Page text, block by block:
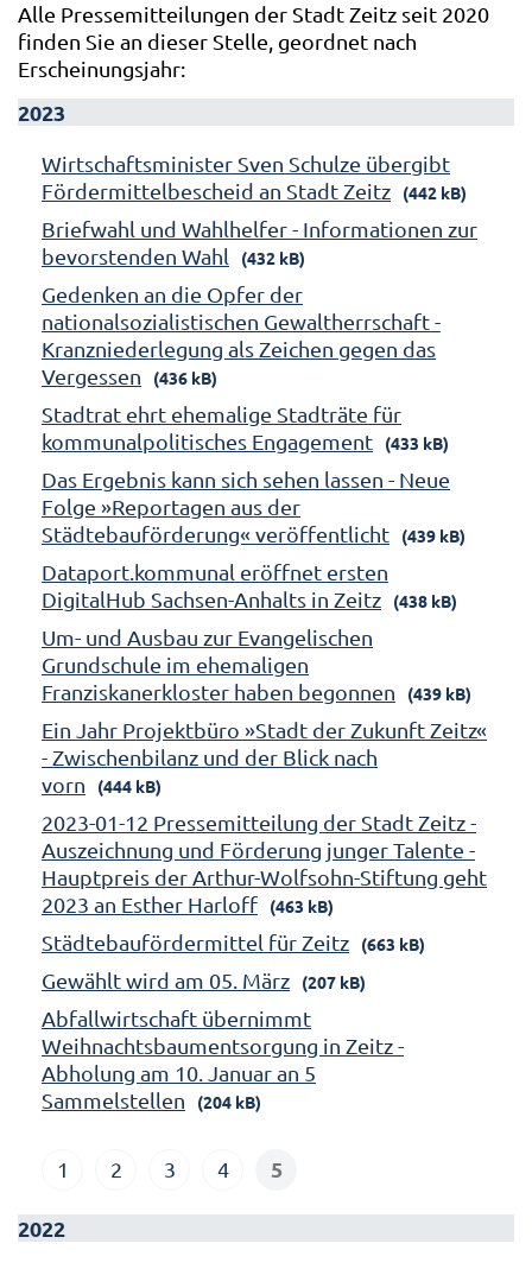
Alle Pressemitteilungen der Stadt Zeitz seit 2020
finden Sie an dieser Stelle, geordnet nach
Erscheinungsjahr:
2023
Wirtschaftsminister Sven Schulze übergibt
Fördermittelbescheid an Stadt Zeitz
(442 kB)
Briefwahl und Wahlhelfer - Informationen zur
bevorstenden Wahl
(432 kB)
Gedenken an die Opfer der
nationalsozialistischen Gewaltherrschaft -
Kranzniederlegung als Zeichen gegen das
Vergessen
(436 kB)
Stadtrat ehrt ehemalige Stadträte für
kommunalpolitisches Engagement
(433 kB)
Das Ergebnis kann sich sehen lassen - Neue
Folge »Reportagen aus der
Städtebauförderung« veröffentlicht
(439 kB)
Dataport.kommunal eröffnet ersten
DigitalHub Sachsen-Anhalts in Zeitz
(438 kB)
Um- und Ausbau zur Evangelischen
Grundschule im ehemaligen
Franziskanerkloster haben begonnen
(439 kB)
Ein Jahr Projektbüro »Stadt der Zukunft Zeitz«
- Zwischenbilanz und der Blick nach
vorn
(444 kB)
2023-01-12 Pressemitteilung der Stadt Zeitz -
Auszeichnung und Förderung junger Talente -
Hauptpreis der Arthur-Wolfsohn-Stiftung geht
2023 an Esther Harloff
(463 kB)
Städtebaufördermittel für Zeitz (663 kB)
Gewählt wird am 05. März (207 kB)
Abfallwirtschaft übernimmt
Weihnachtsbaumentsorgung in Zeitz -
Abholung am 10. Januar an 5
Sammelstellen
(204 kB)
1 2 3 4 5
2022